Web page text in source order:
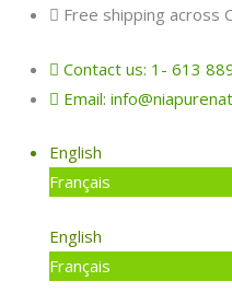
content
Free shipping across
Contact us: 1- 613
Email:
English
Français
English
Français
Search